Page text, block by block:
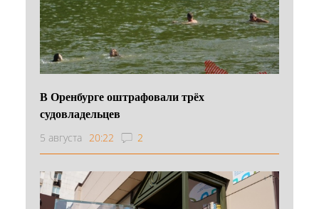
В Оренбурге оштрафовали трёх
судовладельцев
5 августа 20:22 2